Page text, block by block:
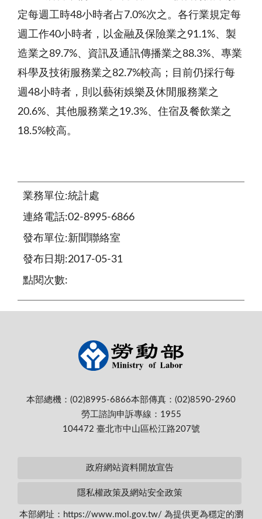
定每週工時48小時者占7.0%次之。各行業規定每
週工作40小時者，以金融及保險業之91.1%、製
造業之89.7%、資訊及通訊傳播業之88.3%、專業
科學及技術服務業之82.7%較高；目前仍採行每
週48小時者，則以藝術娛樂及休閒服務業之
20.6%、其他服務業之19.3%、住宿及餐飲業之
18.5%較高。
業務單位:統計處
連絡電話:02-8995-6866
發布單位:新聞聯絡室
發布日期:2017-05-31
點閱次數:
本部總機：(02)8995-6866本部傳真：(02)8590-2960
勞工諮詢申訴專線：1955
104472 臺北市中山區松江路207號
政府網站資料開放宣告
隱私權政策及網站安全政策
本部網址：https://www.mol.gov.tw/ 為提供更為穩定的瀏